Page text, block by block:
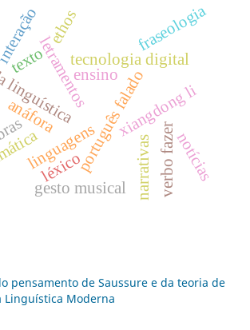
linguagens
letramentosensino
tecnologia digital
português falado
texto
xiangdong li
narrativas
interação
verbo fazer
anáfora
gesto musical
ethos fraseologia
léxico notícias
pensamento de Saussure e da teoria de
Linguística Moderna